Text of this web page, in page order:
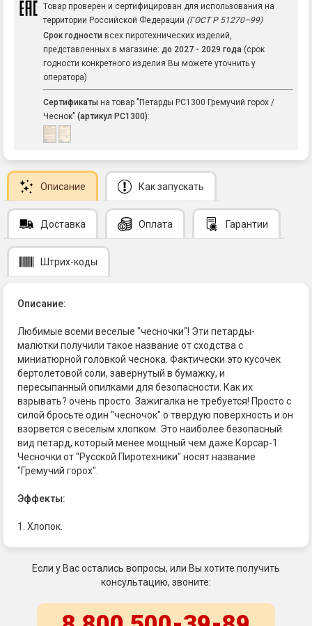
Товар проверен и сертифицирован для использования на
территории Российской Федерации (ГОСТ Р 51270–99)
Срок годности всех пиротехнических изделий,
представленных в магазине: до 2027 - 2029 года (срок
годности конкретного изделия Вы можете уточнить у
оператора)
Сертификаты на товар "Петарды РС1300 Гремучий горох /
Чеснок" (артикул РС1300):
Описание Как запускать
Доставка Оплата Гарантии
Штрих-коды
Описание:
Любимые всеми веселые "чесночки"! Эти петарды-
малютки получили такое название от сходства с
миниатюрной головкой чеснока. Фактически это кусочек
бертолетовой соли, завернутый в бумажку, и
пересыпанный опилками для безопасности. Как их
взрывать? очень просто. Зажигалка не требуется! Просто с
силой бросьте один "чесночок" о твердую поверхность и он
взорвется с веселым хлопком. Это наиболее безопасный
вид петард, который менее мощный чем даже Корсар-1.
Чесночки от "Русской Пиротехники" носят название
"Гремучий горох".
Эффекты:
1. Хлопок.
Если у Вас остались вопросы, или Вы хотите получить
консультацию, звоните: